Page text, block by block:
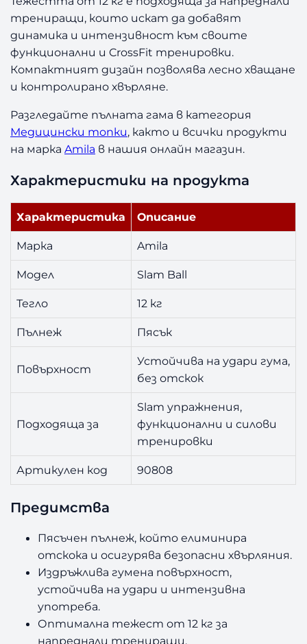
S
l
a
m
B
l
l
1
к
трениращи, които искат да добавят
динамика и интензивност към своите
функционални и CrossFit тренировки.
Компактният дизайн позволява лесно хващане
и контролирано хвърляне.
Разгледайте пълната гама в категория
Медицински топки, както и всички продукти
на маркаAmila в нашия онлайн магазин.
Характеристики на продукта
Характеристика Описание
Марка Amila
Модел Slam Ball
Тегло 12 кг
Пълнеж Пясък
Повърхност
Устойчива на удари гума,
без отскок
Подходяща за
Slam упражнения,
функционални и силови
тренировки
Артикулен код 90808
Предимства
Пясъчен пълнеж, който елиминира
отскока и осигурява безопасни хвърляния.
Издръжлива гумена повърхност,
устойчива на удари и интензивна
употреба.
Оптимална тежест от 12 кг за
напреднали трениращи.